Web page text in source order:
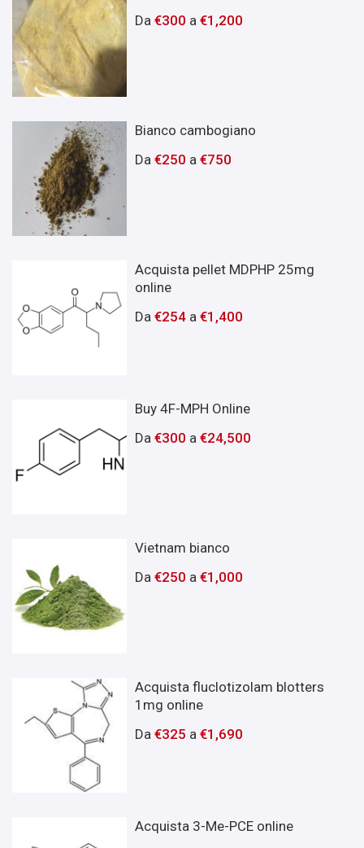
Da€300 a€1,200
Bianco cambogiano
Da€250 a€750
Acquista pellet MDPHP 25mg
online
Da€254 a€1,400
Buy 4F-MPH Online
Da€300 a€24,500
Vietnam bianco
Da€250 a€1,000
Acquista fluclotizolam blotters
1mg online
Da€325 a€1,690
Acquista 3-Me-PCE online